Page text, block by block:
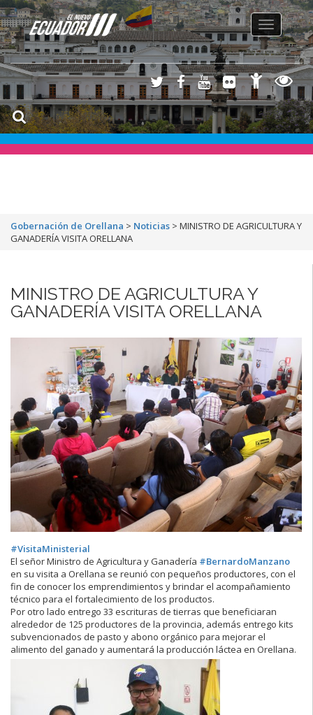
Toggle
navigation
Gobernación de Orellana > Noticias > MINISTRO DE AGRICULTURA Y
GANADERÍA VISITA ORELLANA
MINISTRO DE AGRICULTURA Y
GANADERÍA VISITA ORELLANA
#VisitaMinisterial
El señor Ministro de Agricultura y Ganadería #BernardoManzano
en su visita a Orellana se reunió con pequeños productores, con el
fin de conocer los emprendimientos y brindar el acompañamiento
técnico para el fortalecimiento de los productos.
Por otro lado entrego 33 escrituras de tierras que beneficiaran
alrededor de 125 productores de la provincia, además entrego kits
subvencionados de pasto y abono orgánico para mejorar el
alimento del ganado y aumentará la producción láctea en Orellana.